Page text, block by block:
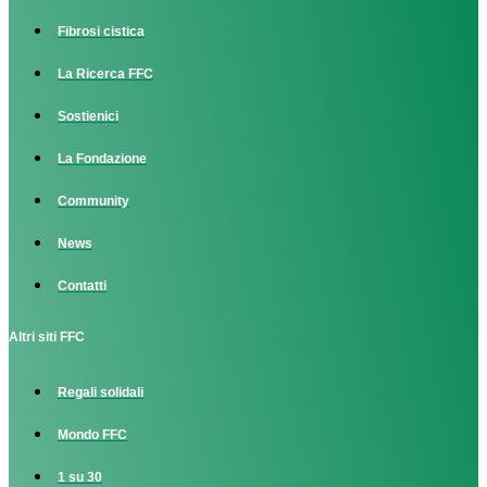
Fibrosi cistica
La Ricerca FFC
Sostienici
La Fondazione
Community
News
Contatti
Altri siti FFC
Regali solidali
Mondo FFC
1 su 30